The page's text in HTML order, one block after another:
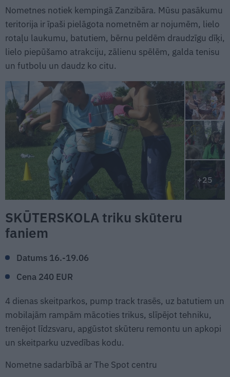
Nometnes notiek kempingā Zanzibāra. Mūsu pasākumu
teritorija ir īpaši pielāgota nometnēm ar nojumēm, lielo
rotaļu laukumu, batutiem, bērnu peldēm draudzīgu dīķi,
lielo piepūšamo atrakciju, zālienu spēlēm, galda tenisu
un futbolu un daudz ko citu.
+25
SKŪTERSKOLA triku skūteru
faniem
Datums 16.-19.06
Cena 240 EUR
4 dienas skeitparkos, pump track trasēs, uz batutiem un
mobilajām rampām mācoties trikus, slīpējot tehniku,
trenējot līdzsvaru, apgūstot skūteru remontu un apkopi
un skeitparku uzvedības kodu.
Nometne sadarbībā ar The Spot centru